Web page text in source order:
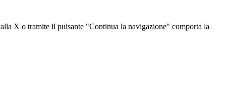
X o tramite il pulsante "Continua la navigazione" comporta la